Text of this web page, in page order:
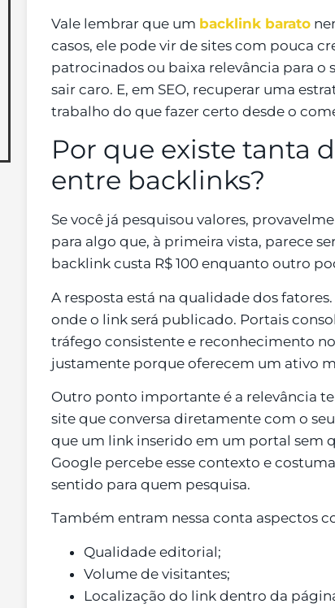
Vale lembrar que um backlink barato
casos, ele pode vir de sites com pouca
patrocinados ou baixa relevância para
sair caro. E, em SEO, recuperar uma
trabalho do que fazer certo desde o
Por que existe tanta
entre backlinks?
Se você já pesquisou valores,
para algo que, à primeira vista, parece
backlink custa R$ 100 enquanto outro
A resposta está na qualidade dos
onde o link será publicado. Portais
tráfego consistente e reconhecimento
justamente porque oferecem um ativo
Outro ponto importante é a relevância
site que conversa diretamente com o
que um link inserido em um portal sem
Google percebe esse contexto e
sentido para quem pesquisa.
Também entram nessa conta aspectos
Qualidade editorial;
Volume de visitantes;
Localização do link dentro da